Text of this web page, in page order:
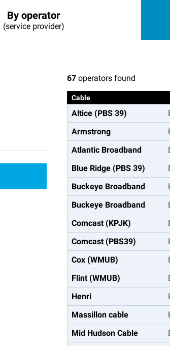
By operator
(service provider)
67 operators found
Cable
Altice (PBS 39)
Armstrong
Atlantic Broadband
Blue Ridge (PBS 39)
Buckeye Broadband
Buckeye Broadband
Comcast (KPJK)
Comcast (PBS39)
Cox (WMUB)
Flint (WMUB)
Henri
Massillon cable
Mid Hudson Cable